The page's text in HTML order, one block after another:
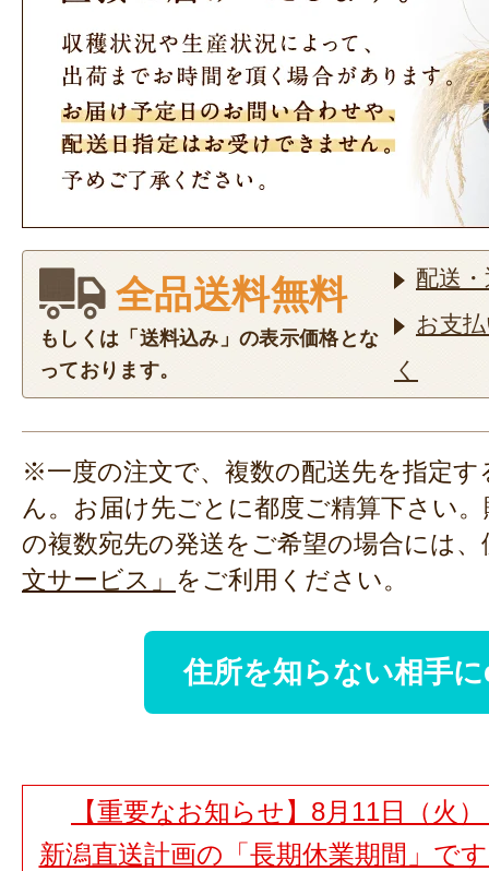
全品送料無料
もしくは「送料込み」の表示価格とな
っております。
配送
お支
く
※一度の注文で、複数の配送先を指定
ん。お届け先ごとに都度ご精算下さい
の複数宛先の発送をご希望の場合には、
文サービス」 をご利用ください。
住所を知らない相手
【重要なお知らせ】8月11日（火
新潟直送計画の「長期休業期間」で